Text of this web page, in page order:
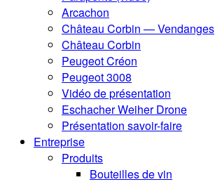
Arcachon
Château Corbin — Vendanges
Château Corbin
Peugeot Créon
Peugeot 3008
Vidéo de présentation
Eschacher Weiher Drone
Présentation savoir-faire
Entreprise
Produits
Bouteilles de vin